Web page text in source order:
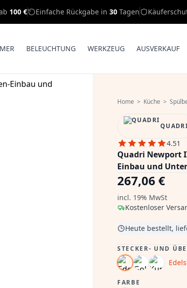
100 € Einfache Rückgabe in 30 Tagen
BELEUCHTUNG WERKZEUG AUSVERKAUF
Home > Küche >
4.51
Quadri Newport
Einbau und
267,06 €
incl. 19% MwSt
Kostenloser
Heute bestellt,
STECKER- UND
FARBE